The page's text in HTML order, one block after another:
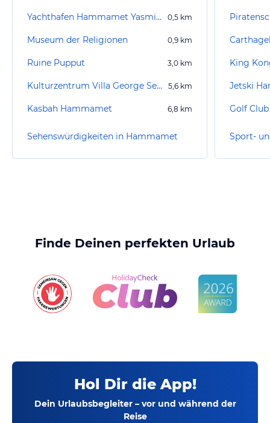
Yachthafen Hammamet Yasmine 0,5 km
Museum der Religionen 0,9 km
Ruine Pupput 3,0 km
Kulturzentrum Villa George Sebastian 5,6 km
Kasbah Hammamet 6,8 km
Sehenswürdigkeiten in Hammamet
King
Jetski
Golf
Finde Deinen perfekten Urlaub
Hol Dir die App!
Dein Urlaubsbegleiter – vor und während der
Reise